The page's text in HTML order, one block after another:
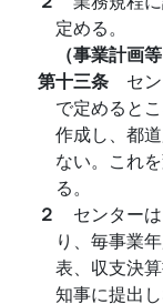
定める。
（事業計画等
第十三条 セ
で定めると
作成し、都
ない。これ
る。
２ センター
り、毎事業
表、収支決
知事に提出